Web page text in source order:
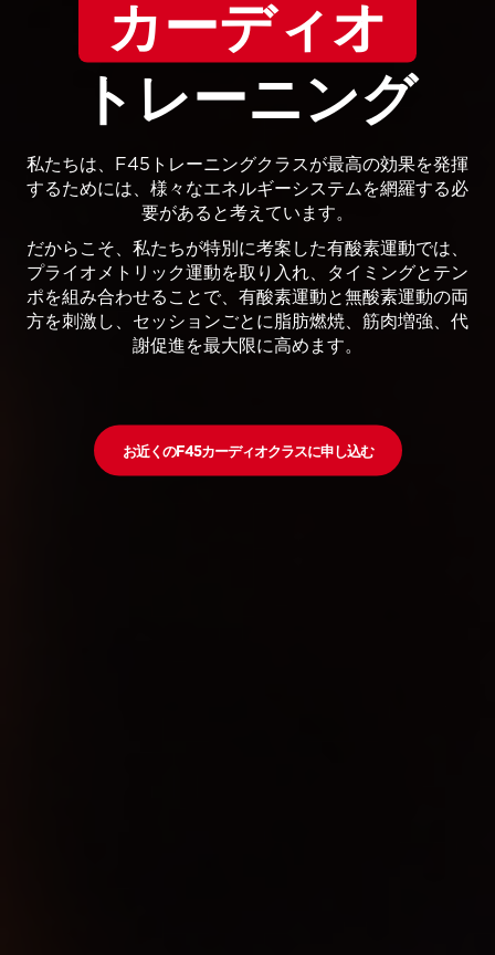
カーディオ
トレーニング
私たちは、F45トレーニングクラスが最高の効果を発揮
するためには、様々なエネルギーシステムを網羅する必
要があると考えています。
だからこそ、私たちが特別に考案した有酸素運動では、
プライオメトリック運動を取り入れ、タイミングとテン
ポを組み合わせることで、有酸素運動と無酸素運動の両
方を刺激し、セッションごとに脂肪燃焼、筋肉増強、代
謝促進を最大限に高めます。
お近くのF45カーディオクラスに申し込む